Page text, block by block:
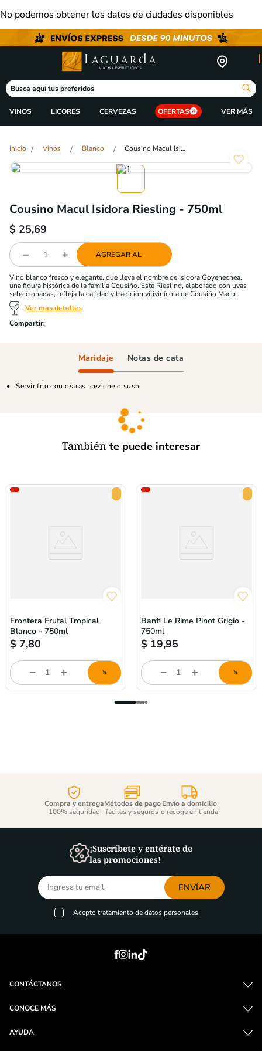
No podemos obtener los datos de ciudades disponibles
Busca aquí tus preferidos
VINOS LICORES CERVEZAS OFERTAS
Vinos Blanco Cousino Macul Isidora Riesling - 750ml
Cousino Macul Isidora Riesling - 750ml
$ 25,69
AGREGAR AL
Vino blanco fresco y elegante, que lleva el nombre de Isidora Goyenechea,
una figura histórica de la familia Cousiño. Este Riesling, elaborado con uvas
seleccionadas, refleja la calidad y tradición vitivinícola de Cousiño Macul.
Ver mas detalles
Maridaje Notas de cata
Servir frio con ostras, ceviche o sushi
También te puede interesar
Frontera Frutal Tropical
Blanco - 750ml
$ 7,80
store/product-
list.quantityStepper.label
Banfi Le Rime Pinot Grigio -
750ml
$ 19,95
store/product-
Compra y entrega
100% seguridad
Métodos de pago
fáciles y seguros
Envío a domicilio
o recoge en tienda
¡Suscríbete y entérate de
las promociones!
ENVÍAR
Acepto tratamiento de datos personales
CONTÁCTANOS
CONOCE MÁS
AYUDA